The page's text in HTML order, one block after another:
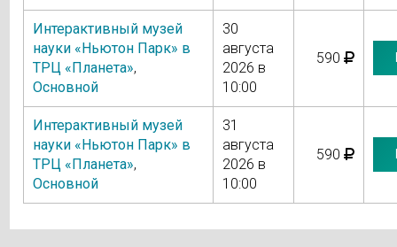
Интерактивный музей
науки «Ньютон Парк» в
ТРЦ «Планета»,
Основной
30
августа
2026 в
10:00
590
Интерактивный музей
науки «Ньютон Парк» в
ТРЦ «Планета»,
Основной
31
августа
2026 в
10:00
590